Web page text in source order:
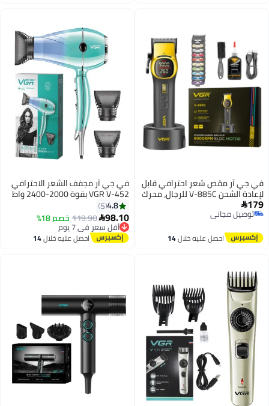
في جي آر مقص شعر احترافي قابل
لإعادة الشحن V-885C للرجال، محرك
تيار مستمر 9000 دورة في الدقيقة
179
توصيل مجاني
توصيل مجاني
احصل عليه خلال14
في جي آر مجفف الشعر الاحترافي
VGR V-452 بقوة 2000-2400 واط
4.8
5
98.10
119.90خصم 18%
أقل سعر في 7 يوم
توصيل مجاني
أقل سعر في 7 يوم
احصل عليه خلال14